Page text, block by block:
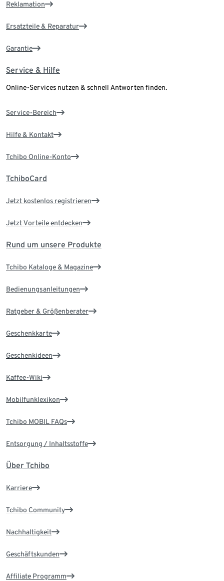
Reklamation
Ersatzteile & Reparatur
Garantie
Service & Hilfe
Online-Services nutzen & schnell Antworten finden.
Service-Bereich
Hilfe & Kontakt
Tchibo Online-Konto
TchiboCard
Jetzt kostenlos registrieren
Jetzt Vorteile entdecken
Rund um unsere Produkte
Tchibo Kataloge & Magazine
Bedienungsanleitungen
Ratgeber & Größenberater
Geschenkkarte
Geschenkideen
Kaffee-Wiki
Mobilfunklexikon
Tchibo MOBIL FAQs
Entsorgung / Inhaltsstoffe
Über Tchibo
Karriere
Tchibo Community
Nachhaltigkeit
Geschäftskunden
Affiliate Programm